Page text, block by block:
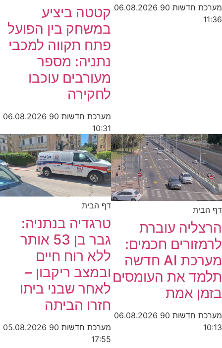
חדשות 90 06.08.2026 קטטה ביציע
במשחק בין הפועל
פתח תקווה למכבי
נתניה: מספר
מעורבים עוכבו
לחקירה
מערכת חדשות 90
06.08.2026
עוברת
חכמים:
מערכת AI חדשה
את העומסים
אמת
חדשות 90 06.08.2026
דף הבית
טרגדיה בנתניה:
גבר בן 53 אותר
ללא רוח חיים
ובמצב ריקבון –
לאחר שבני ביתו
חזרו הביתה
מערכת חדשות 90
05.08.2026